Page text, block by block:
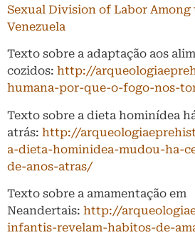
Sexual Division of Labor
Venezuela
Texto sobre a adaptação aos
cozidos: http://
humana-por-que-o-fogo-nos-
Texto sobre a dieta hominídea
atrás: http://
a-dieta-hominidea-mudou-ha-
de-anos-atras/
Texto sobre a amamentação em
Neandertais: http://
infantis-revelam-habitos-de-